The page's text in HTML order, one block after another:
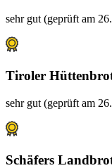
sehr gut (geprüft am
Tiroler
sehr gut (geprüft am
Schäfers